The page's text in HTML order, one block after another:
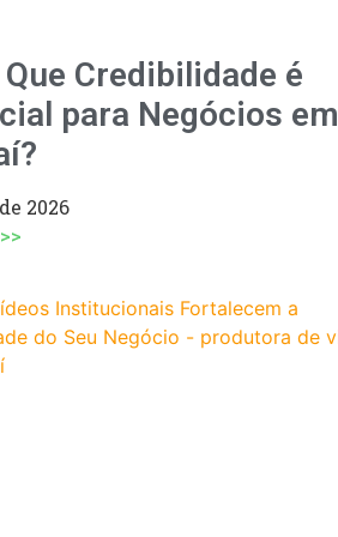
Credibilidade é
para Negócios em
2026